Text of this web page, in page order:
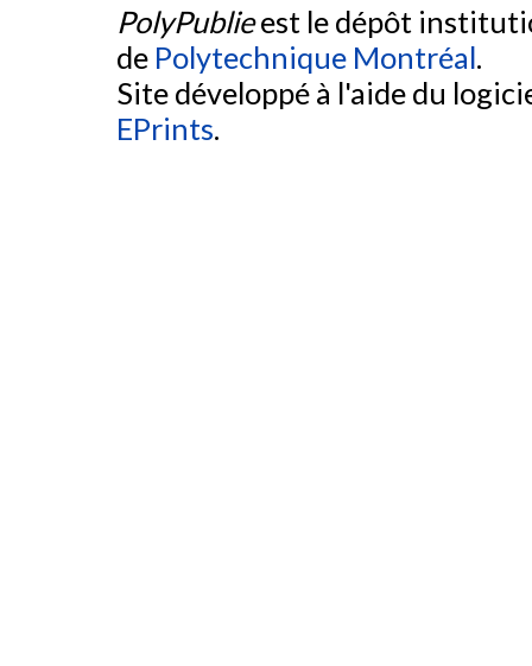
PolyPublieest le dépôt
de Polytechnique Montréal.
Site développé à l'aide du
EPrints.